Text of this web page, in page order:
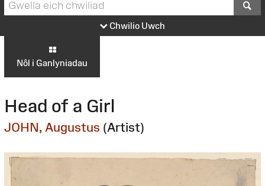
Chwilio Uwch
Nôl i Ganlyniadau
Head of a Girl
JOHN, Augustus (Artist)